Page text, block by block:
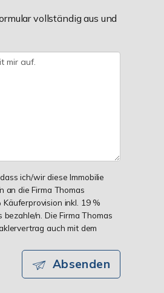
vollständig aus und
ich/wir diese Immobilie
an die Firma Thomas
inkl. 19 %
n. Die Firma Thomas
auch mit dem
Absenden